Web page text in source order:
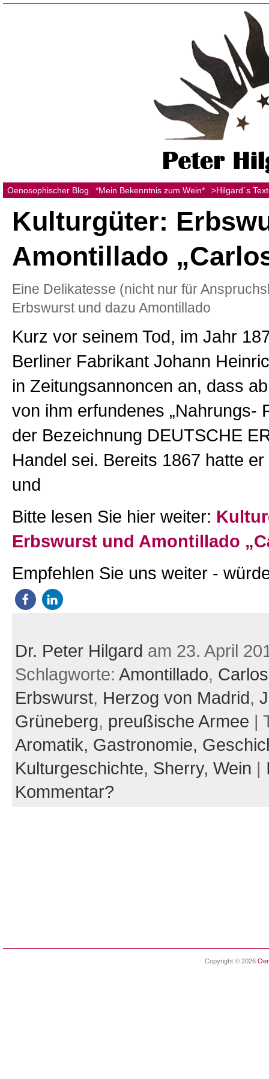
Oenosophischer Blog *Mein Bekenntnis zum Wein* >Hilgard´s
Kulturgüter:
Amontillado
Eine Delikatesse (nicht nur für
Erbswurst und dazu Amontillado
Kurz vor seinem Tod, im Jahr
Berliner Fabrikant Johann
in Zeitungsannoncen an, dass
von ihm erfundenes „Nahrungs-
der Bezeichnung DEUTSCHE
Handel sei. Bereits 1867 hatte
und
Bitte lesen Sie hier weiter:
Erbswurst und Amontillado
Empfehlen Sie uns weiter -
Dr. Peter Hilgard am 23. April
Schlagworte: Amontillado,
Erbswurst, Herzog von Madrid,
Grüneberg, preußische Armee |
Aromatik, Gastronomie,
Kulturgeschichte, Sherry, Wein |
Kommentar?
Copyright © 2026